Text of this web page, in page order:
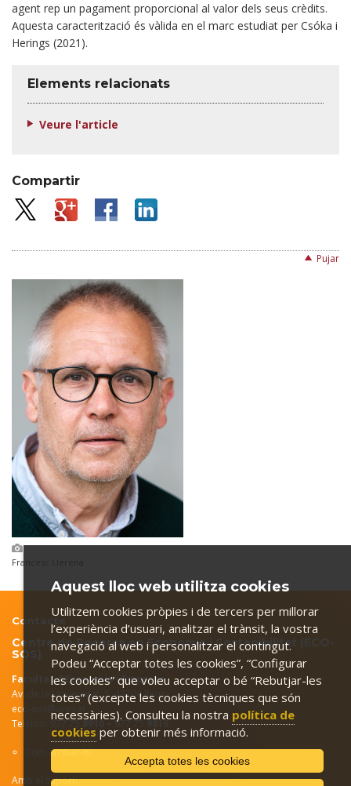
agent rep un pagament proporcional al valor dels seus crèdits.
Aquesta caracterització és vàlida en el marc estudiat per Csóka i
Herings (2021).
Elements relacionats
Veure l'article
Compartir
Pujar
Francesc Llerena
Contacte
Centre de Recerca en Economia i Sostenibilitat (ECO-
SOS)
Facultat d'Economia i Empresa
Av. de la Universitat, 1. 43204 Reus
eco-sos@urv.cat
Telèfon: 977 758910 –977 759816
Com arribar-hi
Amb el suport:
Aquest lloc web utilitza cookies
Utilitzem cookies pròpies i de tercers per millorar
l’experiència d’usuari, analitzar el trànsit, la vostra
navegació al web i personalitzar el contingut.
Podeu “Acceptar totes les cookies”, “Configurar
les cookies” que voleu acceptar o bé “Rebutjar-les
totes” (excepte les cookies tècniques que són
necessàries). Consulteu la nostra política de
cookies per obtenir més informació.
Accepta totes les cookies